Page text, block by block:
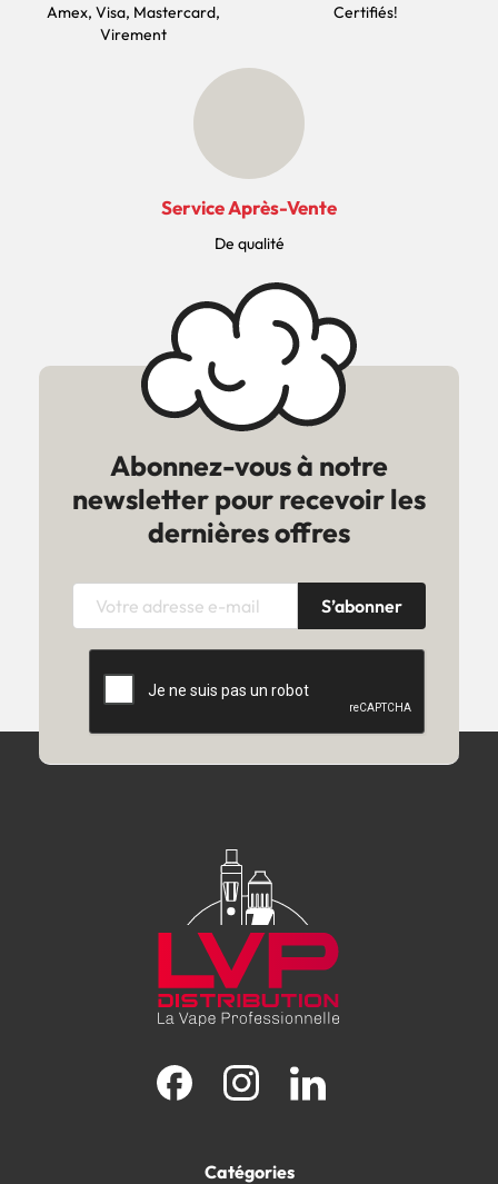
Amex, Visa, Mastercard,
Virement
Certifiés!
Service Après-Vente
De qualité
Abonnez-vous à notre
newsletter pour recevoir les
dernières offres
Catégories
Facebook Instagram